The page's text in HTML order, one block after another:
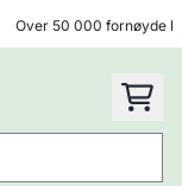
Over 50 000 fornøyde